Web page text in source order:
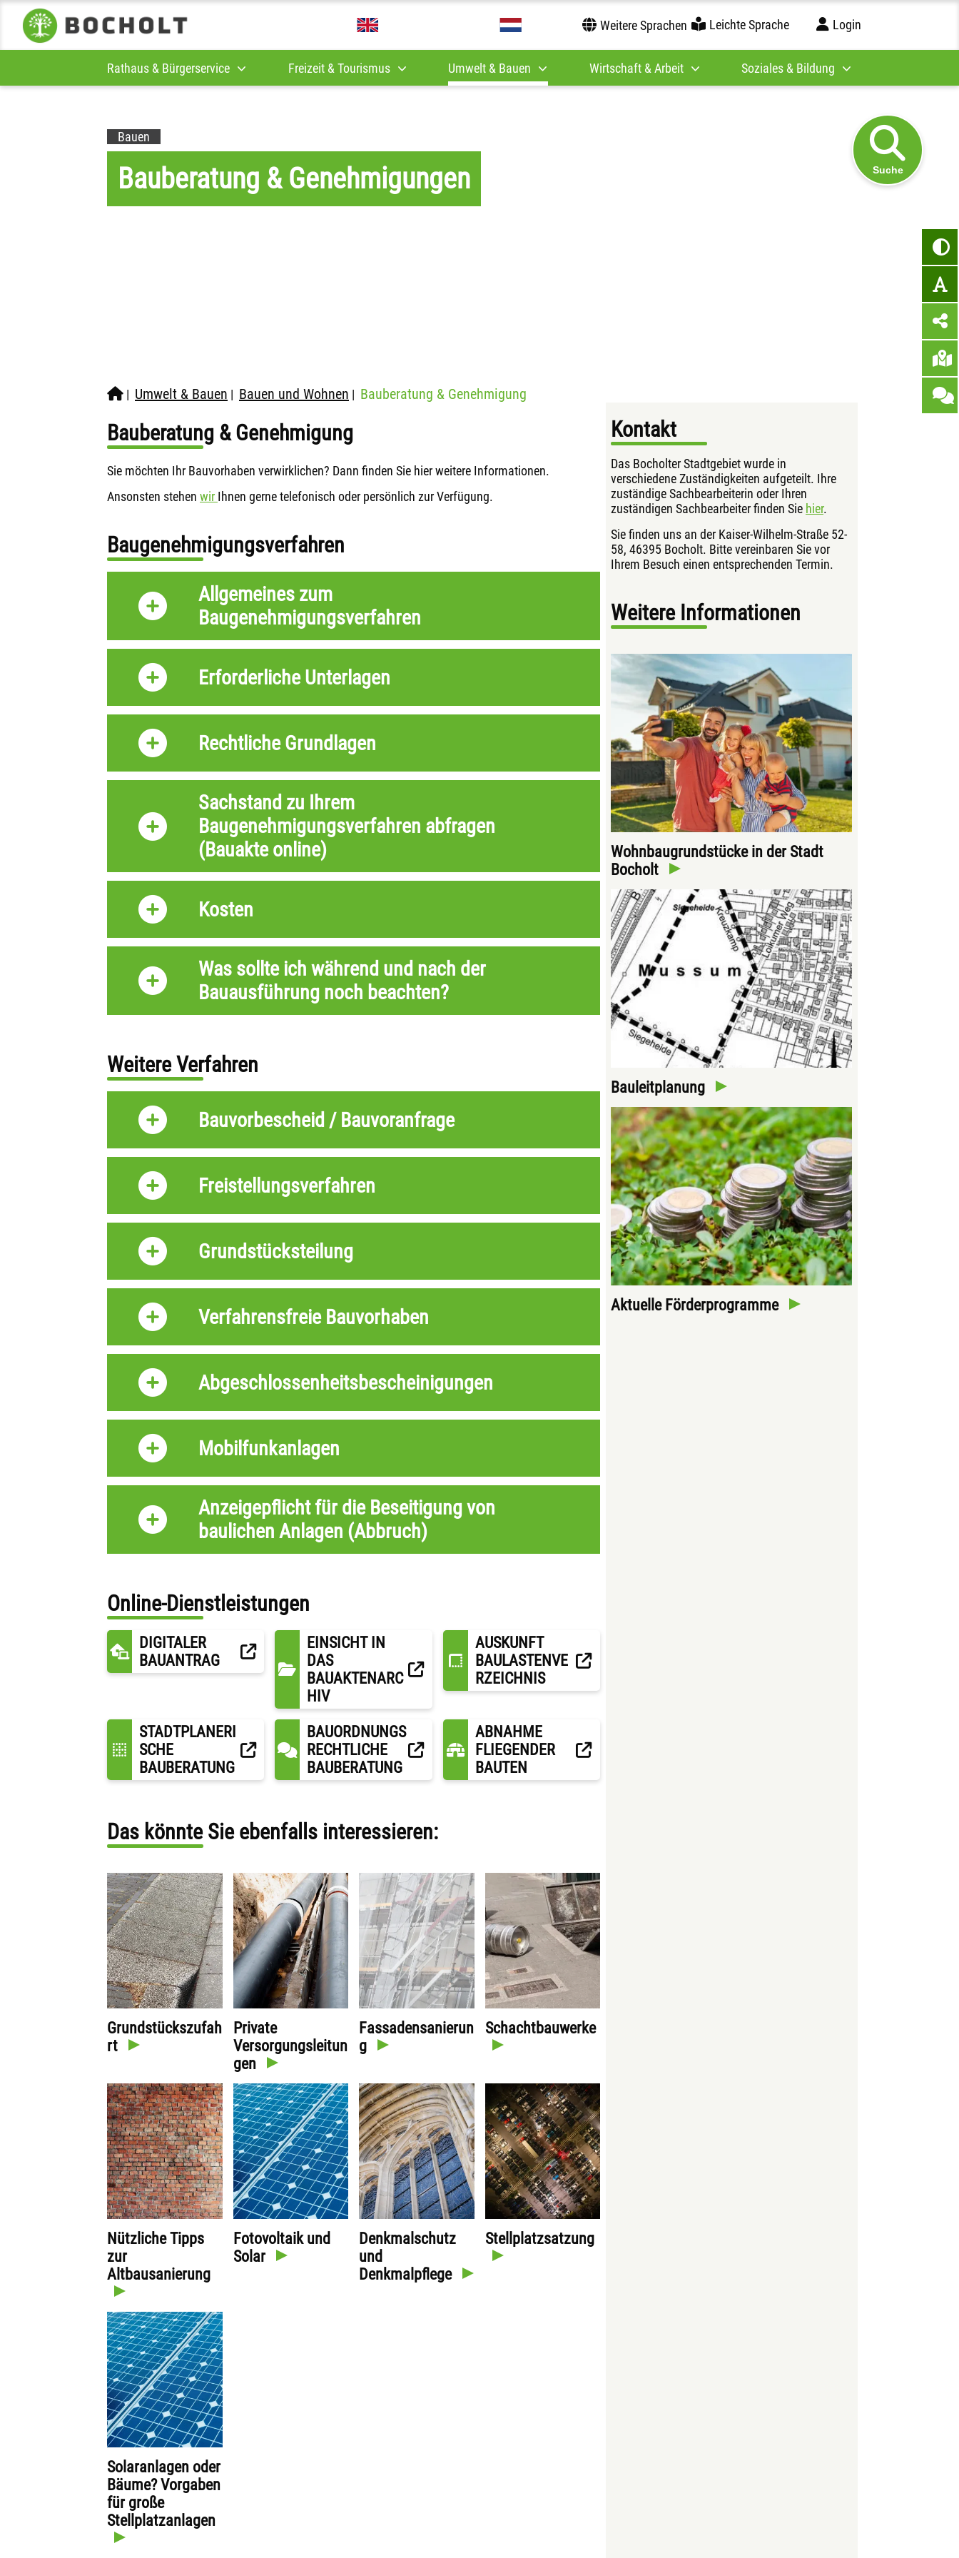
Weitere Sprachen Leichte Sprache Login
Rathaus & Bürgerservice Freizeit & Tourismus Umwelt & Bauen Wirtschaft & Arbeit Soziales & Bildung
Suche
Bauen
Bauberatung & Genehmigungen
| Umwelt & Bauen | Bauen und Wohnen | Bauberatung & Genehmigung
Bauberatung & Genehmigung
Sie möchten Ihr Bauvorhaben verwirklichen? Dann finden Sie hier weitere Informationen.
Ansonsten stehen wir Ihnen gerne telefonisch oder persönlich zur Verfügung.
Baugenehmigungsverfahren
Allgemeines zum
Baugenehmigungsverfahren
Erforderliche Unterlagen
Rechtliche Grundlagen
Sachstand zu Ihrem
Baugenehmigungsverfahren abfragen
(Bauakte online)
Kosten
Was sollte ich während und nach der
Bauausführung noch beachten?
Weitere Verfahren
Bauvorbescheid / Bauvoranfrage
Freistellungsverfahren
Grundstücksteilung
Verfahrensfreie Bauvorhaben
Abgeschlossenheitsbescheinigungen
Mobilfunkanlagen
Anzeigepflicht für die Beseitigung von
baulichen Anlagen (Abbruch)
Online-Dienstleistungen
DIGITALER
BAUANTRAG
EINSICHT IN
DAS
BAUAKTENARC
HIV
AUSKUNFT
BAULASTENVE
RZEICHNIS
STADTPLANERI
SCHE
BAUBERATUNG
BAUORDNUNGS
RECHTLICHE
BAUBERATUNG
ABNAHME
FLIEGENDER
BAUTEN
Das könnte Sie ebenfalls interessieren:
Grundstückszufah
rt
Private
Versorgungsleitun
gen
Fassadensanierun
g
Schachtbauwerke
Nützliche Tipps
zur
Altbausanierung
Fotovoltaik und
Solar
Denkmalschutz
und
Denkmalpflege
Stellplatzsatzung
Solaranlagen oder
Bäume? Vorgaben
für große
Stellplatzanlagen
Kontakt
Das Bocholter Stadtgebiet wurde in
verschiedene Zuständigkeiten aufgeteilt. Ihre
zuständige Sachbearbeiterin oder Ihren
zuständigen Sachbearbeiter finden Sie hier.
Sie finden uns an der Kaiser-Wilhelm-Straße 52-
58, 46395 Bocholt. Bitte vereinbaren Sie vor
Ihrem Besuch einen entsprechenden Termin.
Weitere Informationen
Wohnbaugrundstücke in der Stadt
Bocholt
Bauleitplanung
Aktuelle Förderprogramme